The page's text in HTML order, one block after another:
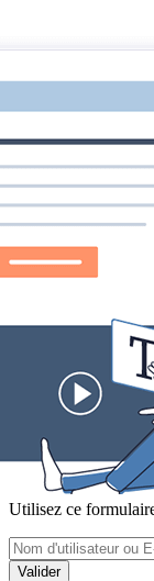
paiement connectée
Accueil
Blog
Formulaires de
Boutique
Votre compte
Mot de
Utilisez ce
Valider